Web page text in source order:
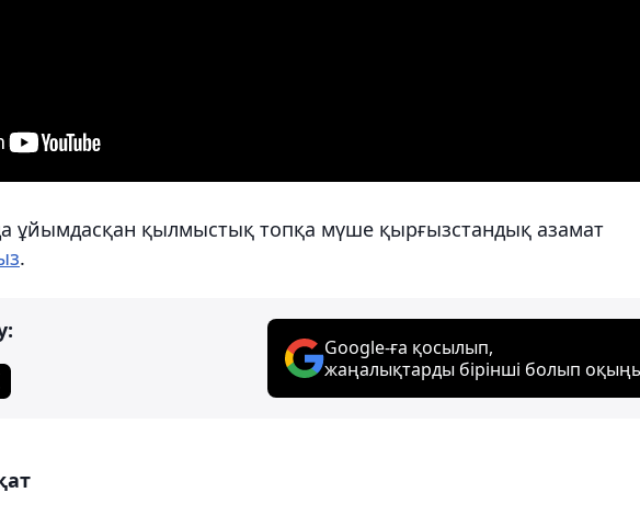
ұйымдасқан қылмыстық топқа мүше қырғызстандық азамат
.
Google-ға қосылып,
жаңалықтарды бірінші болып